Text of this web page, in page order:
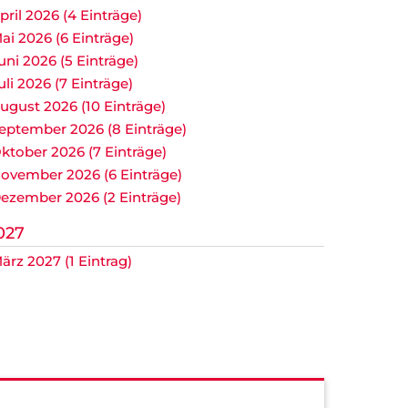
2026 (4 Einträge)
2026 (6 Einträge)
2026 (5 Einträge)
2026 (7 Einträge)
2026 (10 Einträge)
2026 (8 Einträge)
2026 (7 Einträge)
2026 (6 Einträge)
2026 (2 Einträge)
2027 (1 Eintrag)